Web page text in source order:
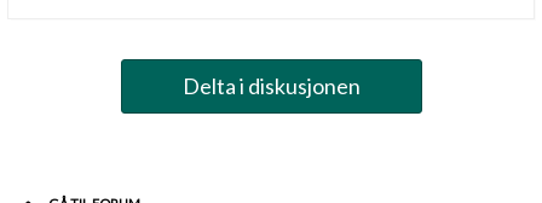
Delta i diskusjonen